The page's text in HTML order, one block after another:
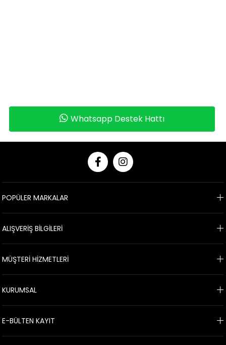
Whatsapp Destek Hattı
POPÜLER MARKALAR
ALIŞVERİŞ BİLGİLERİ
MÜŞTERİ HİZMETLERİ
KURUMSAL
E-BÜLTEN KAYIT